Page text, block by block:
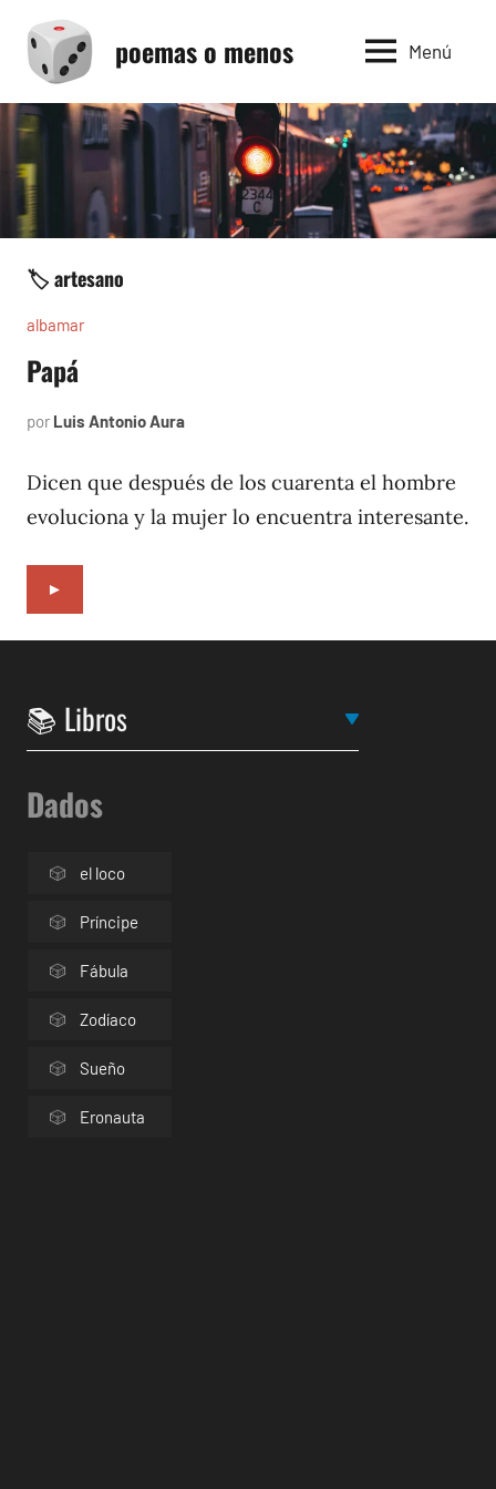
contenido
poemas o menos Menú
🏷️ artesano
albamar
Papá
por Luis Antonio Aura
1996
Dicen que después de los cuarenta el hombre
evoluciona y la mujer lo encuentra interesante.
►
Dados
el loco
Príncipe
Fábula
Zodíaco
Sueño
Eronauta